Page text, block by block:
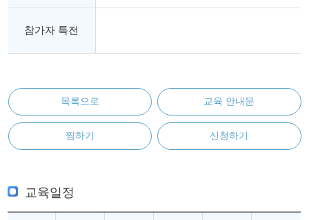
참가자 특전
목록으로 교육 안내문
찜하기 신청하기
교육일정